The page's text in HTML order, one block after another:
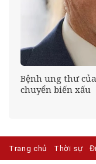
Bệnh ung thư
chuyển biến xấu
Trang chủ Thời sự